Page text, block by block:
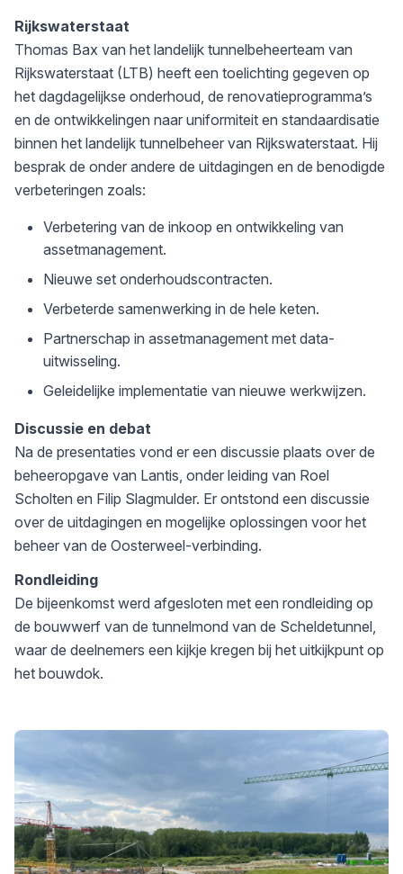
Rijkswaterstaat
Thomas Bax van het landelijk tunnelbeheerteam van
Rijkswaterstaat (LTB) heeft een toelichting gegeven op
het dagdagelijkse onderhoud, de renovatieprogramma’s
en de ontwikkelingen naar uniformiteit en standaardisatie
binnen het landelijk tunnelbeheer van Rijkswaterstaat. Hij
besprak de onder andere de uitdagingen en de benodigde
verbeteringen zoals:
Verbetering van de inkoop en ontwikkeling van
assetmanagement.
Nieuwe set onderhoudscontracten.
Verbeterde samenwerking in de hele keten.
Partnerschap in assetmanagement met data-
uitwisseling.
Geleidelijke implementatie van nieuwe werkwijzen.
Discussie en debat
Na de presentaties vond er een discussie plaats over de
beheeropgave van Lantis, onder leiding van Roel
Scholten en Filip Slagmulder. Er ontstond een discussie
over de uitdagingen en mogelijke oplossingen voor het
beheer van de Oosterweel-verbinding.
Rondleiding
De bijeenkomst werd afgesloten met een rondleiding op
de bouwwerf van de tunnelmond van de Scheldetunnel,
waar de deelnemers een kijkje kregen bij het uitkijkpunt op
het bouwdok.